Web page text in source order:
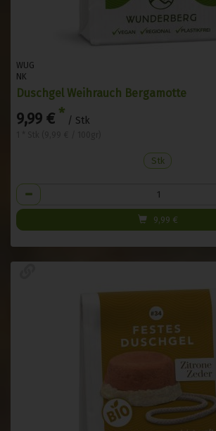
WUG
NK
Duschgel Weihrauch Bergamotte
9,99 € * / Stk
Stk
Anzahl
9,99 €